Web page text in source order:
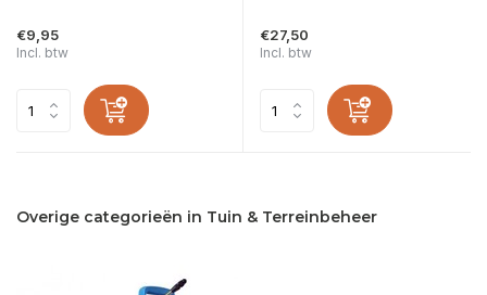
€9,95
Incl. btw
€27,50
Incl. btw
Overige categorieën in Tuin & Terreinbeheer